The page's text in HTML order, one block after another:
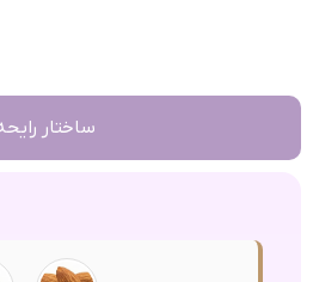
ساختار